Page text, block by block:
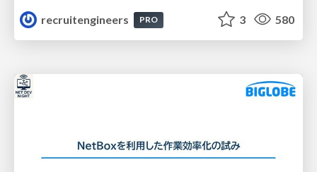
recruitengineers
PRO 3 580